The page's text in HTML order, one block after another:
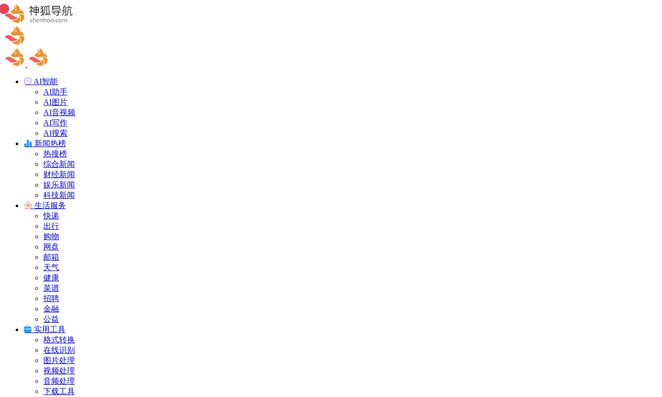
AI智能
AI助手
AI图片
AI音视频
AI写作
AI搜索
新闻热榜
热搜榜
综合新闻
财经新闻
娱乐新闻
科技新闻
生活服务
快递
出行
购物
网盘
邮箱
天气
健康
菜谱
招聘
金融
公益
实用工具
格式转换
在线识别
图片处理
视频处理
音频处理
下载工具